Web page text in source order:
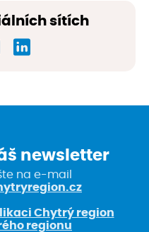
sítích
newsletter
na e-mail
Chytrý region
regionu